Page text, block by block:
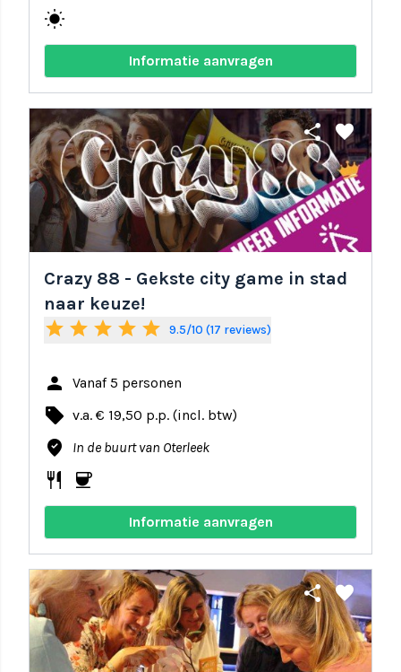
wb_sunny
Informatie aanvragen
share favorite
Crazy 88 - Gekste city game in stad
naar keuze!
star star star star star 9.5/10 (17 reviews)
person Vanaf 5 personen
local_offer v.a. € 19,50 p.p. (incl. btw)
where_to_vote In de buurt van Oterleek
restaurant coffee
Informatie aanvragen
share favorite